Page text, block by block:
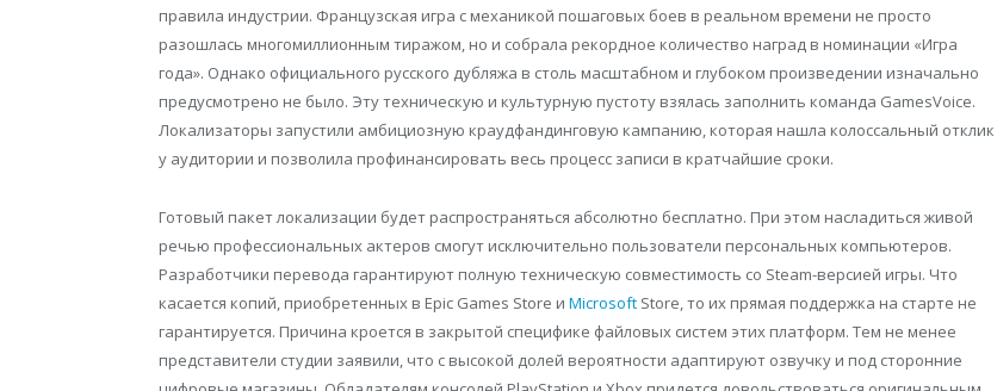
правила индустрии. Французская игра с механикой пошаговых боев в реальном времени не просто
разошлась многомиллионным тиражом, но и собрала рекордное количество наград в номинации «Игра
года». Однако официального русского дубляжа в столь масштабном и глубоком произведении изначально
предусмотрено не было. Эту техническую и культурную пустоту взялась заполнить команда GamesVoice.
Локализаторы запустили амбициозную краудфандинговую кампанию, которая нашла колоссальный отклик
у аудитории и позволила профинансировать весь процесс записи в кратчайшие сроки.
Готовый пакет локализации будет распространяться абсолютно бесплатно. При этом насладиться живой
речью профессиональных актеров смогут исключительно пользователи персональных компьютеров.
Разработчики перевода гарантируют полную техническую совместимость со Steam-версией игры. Что
касается копий, приобретенных в Epic Games Store и Microsoft Store, то их прямая поддержка на старте не
гарантируется. Причина кроется в закрытой специфике файловых систем этих платформ. Тем не менее
представители студии заявили, что с высокой долей вероятности адаптируют озвучку и под сторонние